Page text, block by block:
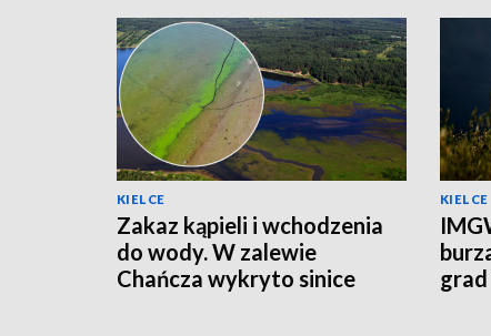
KIELCE
Zakaz kąpieli i wchodzenia
do wody. W zalewie
Chańcza wykryto sinice
KIELCE